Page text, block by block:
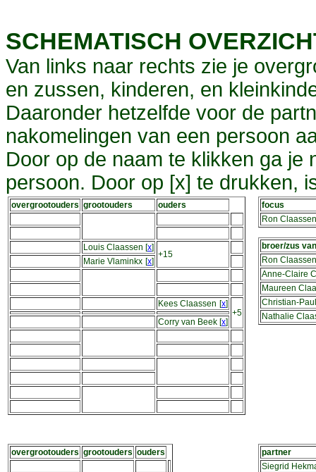
SCHEMATISCH
Van links naar rechts zie je
en zussen, kinderen, en
Daaronder hetzelfde voor de
nakomelingen van een persoon
Door op de naam te klikken ga je
persoon. Door op [x] te drukken,
overgrootouders grootouders ouders
Louis Claassen [x]
+15
Marie Vlaminkx [x]
Kees Claassen [x]
+5
Corry van Beek [x]
focus
Ron Claassen
broer/zus
Ron Claassen
Anne-Claire
Maureen
Christian-
Nathalie
overgrootouders grootouders ouders
partner
Siegrid